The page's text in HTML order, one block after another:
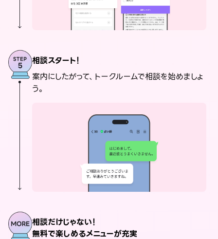
相談スタート！
案内にしたがって、トークルームで相談を始めましょ
う。
相談だけじゃない！
無料で楽しめるメニューが充実